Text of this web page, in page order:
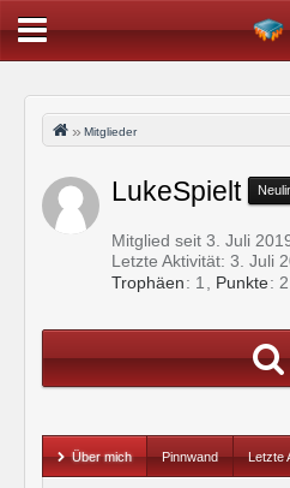
Mitglieder
LukeSpielt
Mitglied seit 3. Juli
Letzte Aktivität: 3. Juli
Trophäen
1 Punkte 2
Über mich Pinnwand Letzte